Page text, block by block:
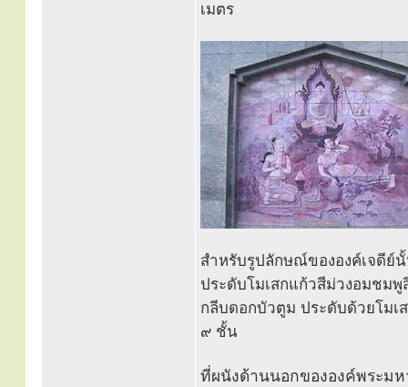
เมตร
สำหรับรูปลักษณ์ขององค์เจดีย์
ประดับโมเสกแก้วสีม่วงอมชม
กลีบดอกบัวตูม ประดับด้วยโมเ
๙ ชั้น
ที่ผนังด้านนอกขององค์พระมห